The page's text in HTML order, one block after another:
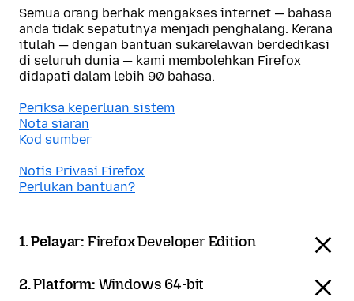
Semua orang berhak mengakses internet — bahasa
anda tidak sepatutnya menjadi penghalang. Kerana
itulah — dengan bantuan sukarelawan berdedikasi
di seluruh dunia — kami membolehkan Firefox
didapati dalam lebih 90 bahasa.
Periksa keperluan sistem
Nota siaran
Kod sumber
Notis Privasi Firefox
Perlukan bantuan?
1. Pelayar: Firefox Developer Edition
2. Platform: Windows 64-bit